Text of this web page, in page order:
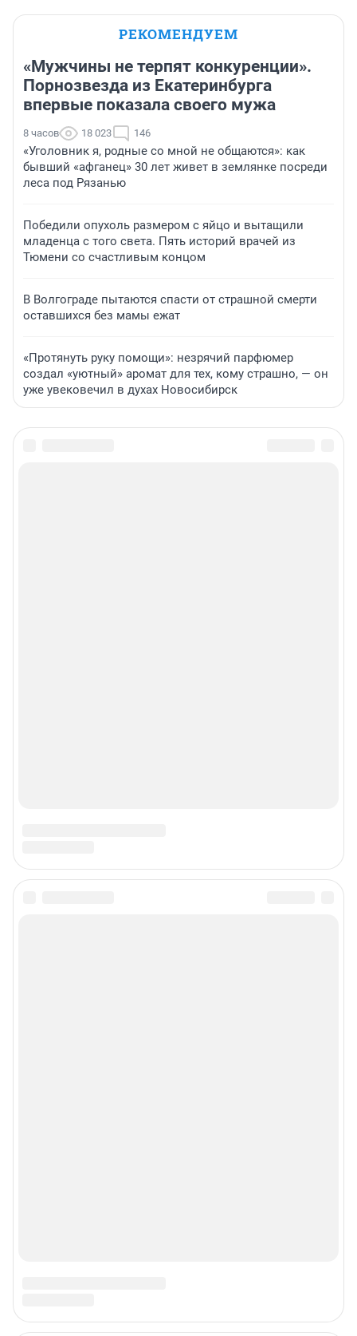
РЕКОМЕНДУЕМ
«Мужчины не терпят конкуренции».
Порнозвезда из Екатеринбурга
впервые показала своего мужа
8 часов 18 023 146
«Уголовник я, родные со мной не общаются»: как
бывший «афганец» 30 лет живет в землянке посреди
леса под Рязанью
Победили опухоль размером с яйцо и вытащили
младенца с того света. Пять историй врачей из
Тюмени со счастливым концом
В Волгограде пытаются спасти от страшной смерти
оставшихся без мамы ежат
«Протянуть руку помощи»: незрячий парфюмер
создал «уютный» аромат для тех, кому страшно, — он
уже увековечил в духах Новосибирск